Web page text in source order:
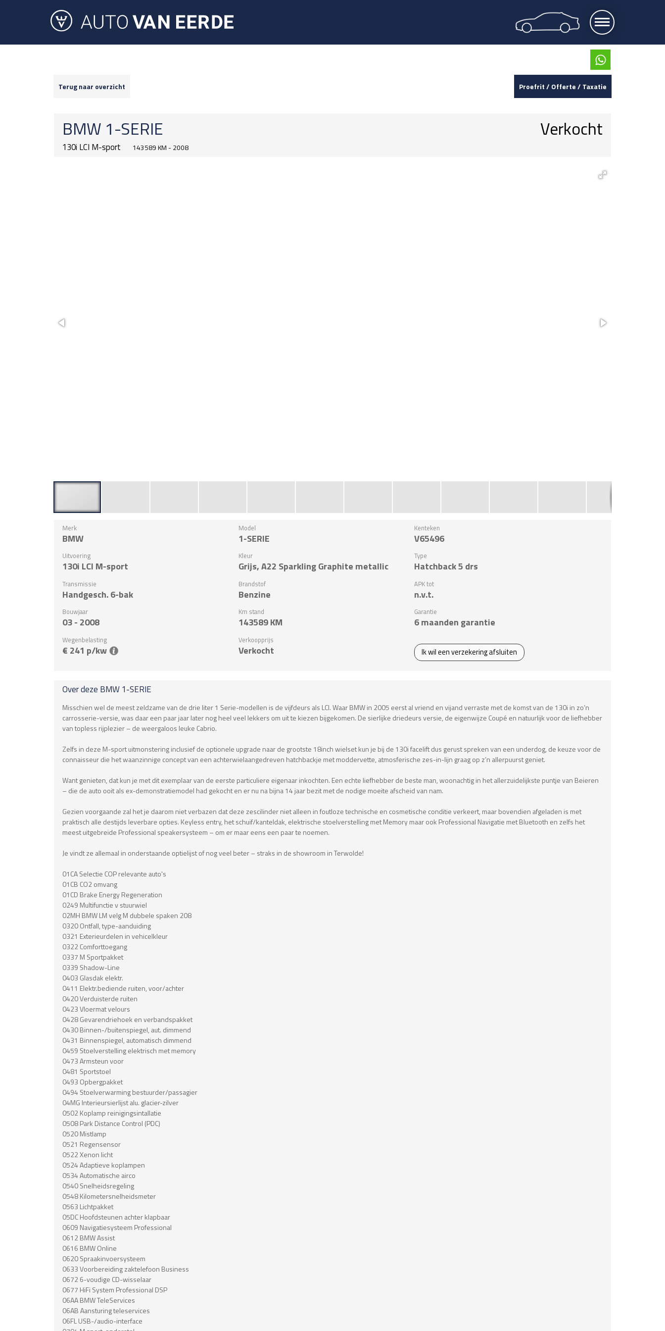
Terug naar overzicht Proefrit / Offerte / Taxatie
BMW 1-SERIE
130i LCI M-sport 143589 KM - 2008
Verkocht
Merk
BMW
Model
1-SERIE
Kenteken
V65496
Uitvoering
130i LCI M-sport
Kleur
Grijs, A22 Sparkling Graphite metallic
Type
Hatchback 5 drs
Transmissie
Handgesch. 6-bak
Brandstof
Benzine
APK tot
n.v.t.
Bouwjaar
03 - 2008
Km stand
143589KM
Garantie
6 maanden garantie
Wegenbelasting
€ 241 p/kw
Verkoopprijs
Verkocht Ik wil een verzekering afsluiten
Over deze BMW 1-SERIE
Misschien wel de meest zeldzame van de drie liter 1 Serie-modellen is de vijfdeurs als LCI. Waar BMW in 2005 eerst al vriend en vijand verraste met de komst van de 130i in zo’n
carrosserie-versie, was daar een paar jaar later nog heel veel lekkers om uit te kiezen bijgekomen. De sierlijke driedeurs versie, de eigenwijze Coupé en natuurlijk voor de liefhebber
van topless rijplezier – de weergaloos leuke Cabrio.
Zelfs in deze M-sport uitmonstering inclusief de optionele upgrade naar de grootste 18inch wielset kun je bij de 130i facelift dus gerust spreken van een underdog, de keuze voor de
connaisseur die het waanzinnige concept van een achterwielaangedreven hatchbackje met moddervette, atmosferische zes-in-lijn graag op z’n allerpuurst geniet.
Want genieten, dat kun je met dit exemplaar van de eerste particuliere eigenaar inkochten. Een echte liefhebber de beste man, woonachtig in het allerzuidelijkste puntje van Beieren
– die de auto ooit als ex-demonstratiemodel had gekocht en er nu na bijna 14 jaar bezit met de nodige moeite afscheid van nam.
Gezien voorgaande zal het je daarom niet verbazen dat deze zescilinder niet alleen in foutloze technische en cosmetische conditie verkeert, maar bovendien afgeladen is met
praktisch alle destijds leverbare opties. Keyless entry, het schuif/kanteldak, elektrische stoelverstelling met Memory maar ook Professional Navigatie met Bluetooth en zelfs het
meest uitgebreide Professional speakersysteem – om er maar eens een paar te noemen.
Je vindt ze allemaal in onderstaande optielijst of nog veel beter – straks in de showroom in Terwolde!
01CA Selectie COP relevante auto's
01CB CO2 omvang
01CD Brake Energy Regeneration
0249 Multifunctie v stuurwiel
02MH BMW LM velg M dubbele spaken 208
0320 Ontfall, type-aanduiding
0321 Exterieurdelen in vehicelkleur
0322 Comforttoegang
0337 M Sportpakket
0339 Shadow-Line
0403 Glasdak elektr.
0411 Elektr.bediende ruiten, voor/achter
0420 Verduisterde ruiten
0423 Vloermat velours
0428 Gevarendriehoek en verbandspakket
0430 Binnen-/buitenspiegel, aut. dimmend
0431 Binnenspiegel, automatisch dimmend
0459 Stoelverstelling elektrisch met memory
0473 Armsteun voor
0481 Sportstoel
0493 Opbergpakket
0494 Stoelverwarming bestuurder/passagier
04MG Interieursierlijst alu. glacier-zilver
0502 Koplamp reinigingsintallatie
0508 Park Distance Control (PDC)
0520 Mistlamp
0521 Regensensor
0522 Xenon licht
0524 Adaptieve koplampen
0534 Automatische airco
0540 Snelheidsregeling
0548 Kilometersnelheidsmeter
0563 Lichtpakket
05DC Hoofdsteunen achter klapbaar
0609 Navigatiesysteem Professional
0612 BMW Assist
0616 BMW Online
0620 Spraakinvoersysteem
0633 Voorbereiding zaktelefoon Business
0672 6-voudige CD-wisselaar
0677 HiFi System Professional DSP
06AA BMW TeleServices
06AB Aansturing teleservices
06FL USB-/audio-interface